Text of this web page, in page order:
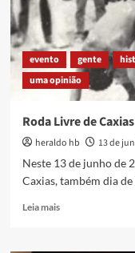
evento gente
uma opinião
Roda Livre de
heraldo hb 13 de
Neste 13 de junho de
Caxias, também dia
Leia maisRead
Roda